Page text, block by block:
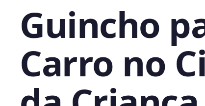
Guincho
Carro no